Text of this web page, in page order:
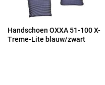
Handschoen OXXA 51-100 X-
Treme-Lite blauw/zwart